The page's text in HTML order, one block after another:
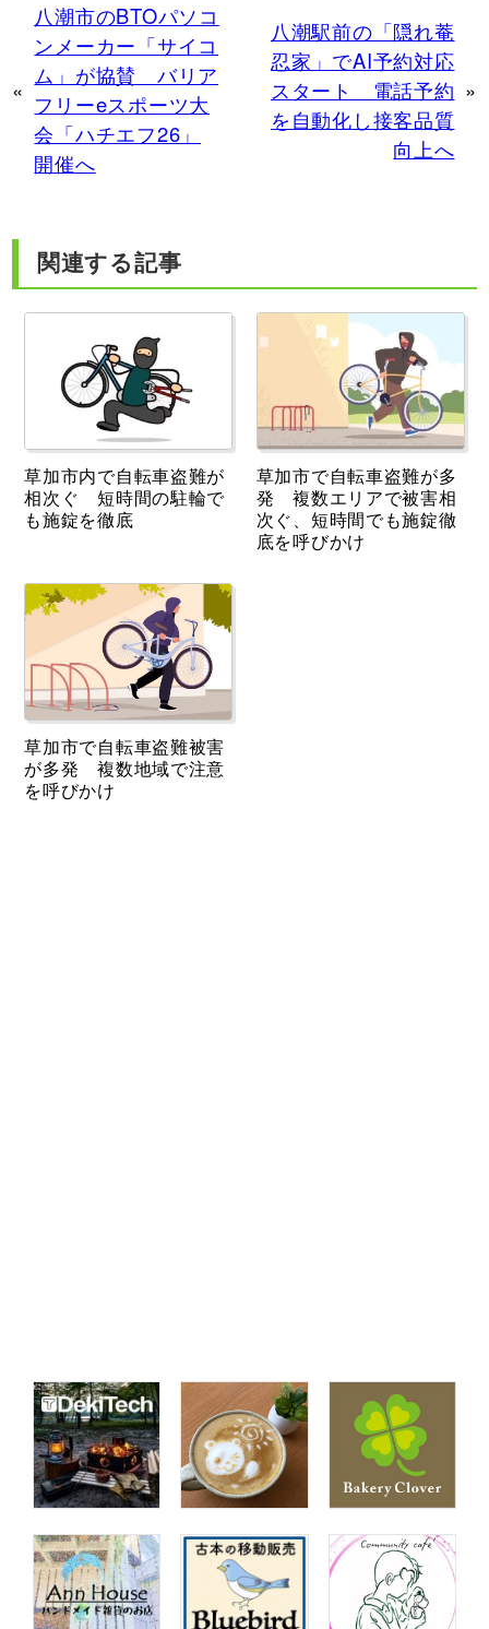
«
八潮市のBTOパソコ
ンメーカー「サイコ
ム」が協賛 バリア
フリーeスポーツ大
会「ハチエフ26」
開催へ
八潮駅前の「隠れ菴
忍家」でAI予約対応
スタート 電話予約
を自動化し接客品質
向上へ
»
関連する記事
草加市内で自転車盗難が
相次ぐ 短時間の駐輪で
も施錠を徹底
草加市で自転車盗難が多
発 複数エリアで被害相
次ぐ、短時間でも施錠徹
底を呼びかけ
草加市で自転車盗難被害
が多発 複数地域で注意
を呼びかけ